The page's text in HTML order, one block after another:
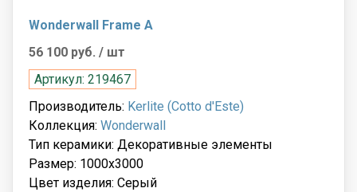
Wonderwall Frame A
56 100 руб. / шт
Артикул: 219467
Производитель: Kerlite (Cotto d'Este)
Коллекция: Wonderwall
Тип керамики: Декоративные элементы
Размер: 1000x3000
Цвет изделия: Серый